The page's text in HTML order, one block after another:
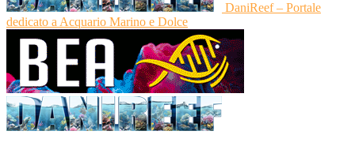
DaniReef – Portale
dedicato a Acquario Marino e Dolce